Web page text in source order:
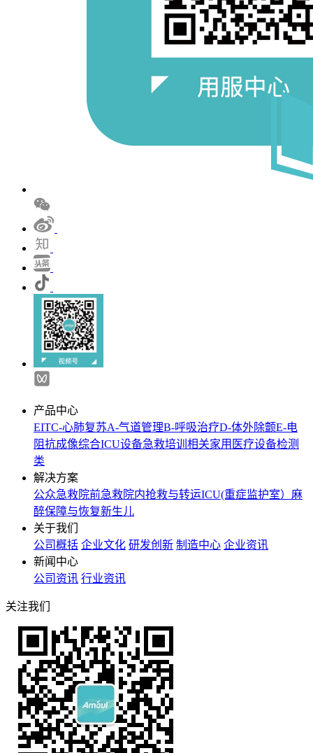
产品中心
EITC-心肺复苏A-气道管理B-呼吸治疗D-体外除颤E-电
阻抗成像综合ICU设备急救培训相关家用医疗设备检测
类
解决方案
公众急救院前急救院内抢救与转运ICU(重症监护室） 麻
醉保障与恢复新生儿
关于我们
公司概括 企业文化 研发创新 制造中心 企业资讯
新闻中心
公司资讯 行业资讯
关注我们